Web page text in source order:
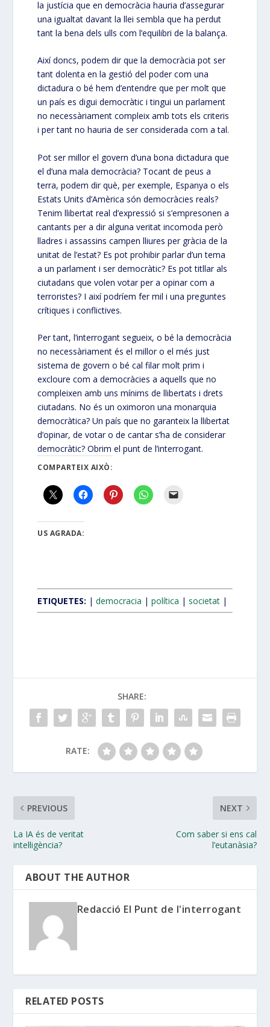
la justícia que en democràcia hauria d’assegurar
una igualtat davant la llei sembla que ha perdut
tant la bena dels ulls com l’equilibri de la balança.
Així doncs, podem dir que la democràcia pot ser
tant dolenta en la gestió del poder com una
dictadura o bé hem d’entendre que per molt que
un país es digui democràtic i tingui un parlament
no necessàriament compleix amb tots els criteris
i per tant no hauria de ser considerada com a tal.
Pot ser millor el govern d’una bona dictadura que
el d’una mala democràcia? Tocant de peus a
terra, podem dir què, per exemple, Espanya o els
Estats Units d’Amèrica són democràcies reals?
Tenim llibertat real d’expressió si s’empresonen a
cantants per a dir alguna veritat incomoda però
lladres i assassins campen lliures per gràcia de la
unitat de l’estat? Es pot prohibir parlar d’un tema
a un parlament i ser democràtic? Es pot titllar als
ciutadans que volen votar per a opinar com a
terroristes? I així podríem fer mil i una preguntes
crítiques i conflictives.
Per tant, l’interrogant segueix, o bé la democràcia
no necessàriament és el millor o el més just
sistema de govern o bé cal filar molt prim i
excloure com a democràcies a aquells que no
compleixen amb uns mínims de llibertats i drets
ciutadans. No és un oximoron una monarquia
democràtica? Un país que no garanteix la llibertat
d’opinar, de votar o de cantar s’ha de considerar
democràtic? Obrim el punt de l’interrogant.
COMPARTEIX AIXÒ:
US AGRADA:
ETIQUETES: |democracia |política |societat |
SHARE:
RATE:
PREVIOUS
La IA és de veritat
intel·ligència?
NEXT
Com saber si ens cal
l’eutanàsia?
ABOUT THE AUTHOR
Redacció El Punt de l'interrogant
RELATED POSTS